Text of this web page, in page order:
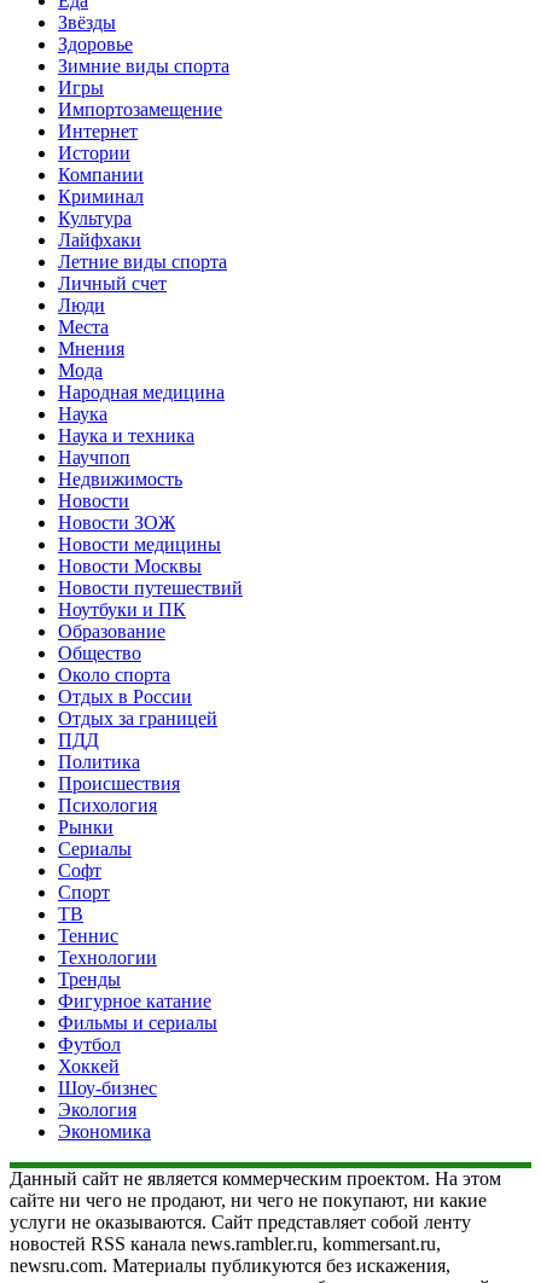
Звёзды
Здоровье
Зимние виды спорта
Игры
Импортозамещение
Интернет
Истории
Компании
Криминал
Культура
Лайфхаки
Летние виды спорта
Личный счет
Люди
Места
Мнения
Мода
Народная медицина
Наука
Наука и техника
Научпоп
Недвижимость
Новости
Новости ЗОЖ
Новости медицины
Новости Москвы
Новости путешествий
Ноутбуки и ПК
Образование
Общество
Около спорта
Отдых в России
Отдых за границей
ПДД
Политика
Происшествия
Психология
Рынки
Сериалы
Софт
Спорт
ТВ
Теннис
Технологии
Тренды
Фигурное катание
Фильмы и сериалы
Футбол
Хоккей
Шоу-бизнес
Экология
Экономика
Данный сайт не является коммерческим проектом. На этом
сайте ни чего не продают, ни чего не покупают, ни какие
услуги не оказываются. Сайт представляет собой ленту
новостей RSS канала news.rambler.ru, kommersant.ru,
newsru.com. Материалы публикуются без искажения,